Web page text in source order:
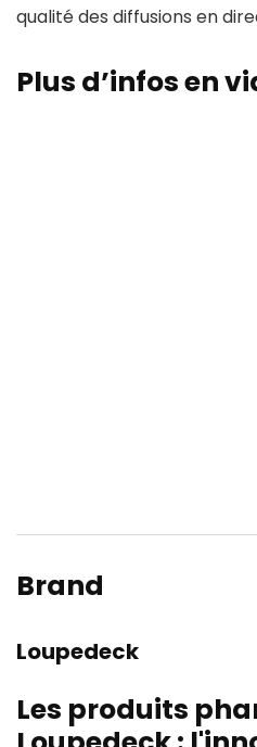
qualité des diffusions en
Plus d’infos en
Brand
Loupedeck
Les produits